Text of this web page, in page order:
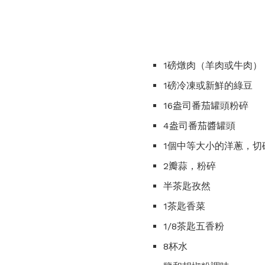
1磅燉肉（羊肉或牛肉）
1磅冷凍或新鮮的綠豆
16盎司番茄罐頭粉碎
4盎司番茄醬罐頭
1個中等大小的洋蔥，切
2瓣蒜，粉碎
半茶匙孜然
1茶匙香菜
1/8茶匙五香粉
8杯水